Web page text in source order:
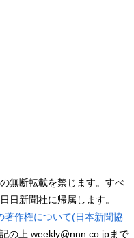
無断転載を禁じます。すべ
日新聞社に帰属します。
著作権について(日本新聞協
の上 weekly@nnn.co.jpまで